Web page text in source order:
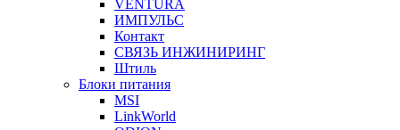
VENTURA
ИМПУЛЬС
Контакт
СВЯЗЬ ИНЖИНИРИНГ
Штиль
Блоки питания
MSI
LinkWorld